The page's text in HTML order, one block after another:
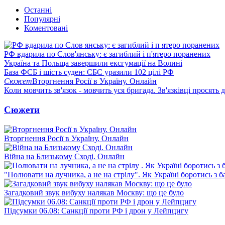
Останні
Популярні
Коментовані
РФ вдарила по Слов'янську: є загиблий і п'ятеро поранених
Україна та Польща завершили ексгумації на Волині
База ФСБ і шість суден: СБС уразили 102 цілі РФ
СюжетВторгнення Росії в Україну. Онлайн
Коли мовчить зв'язок - мовчить уся бригада. Зв'язківці просять
Сюжети
Вторгнення Росії в Україну. Онлайн
Війна на Близькому Сході. Онлайн
"Полювати на лучника, а не на стрілу". Як Україні боротись з
Загадковий звук вибуху налякав Москву: що це було
Підсумки 06.08: Санкції проти РФ і дрон у Лейпцигу